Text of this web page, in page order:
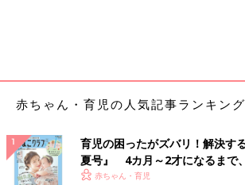
赤ちゃん・育児の人気記事ランキング
育児の困ったがズバリ！解決す
夏号』 4カ月～2才になるまで
いっぱい！
赤ちゃん・育児